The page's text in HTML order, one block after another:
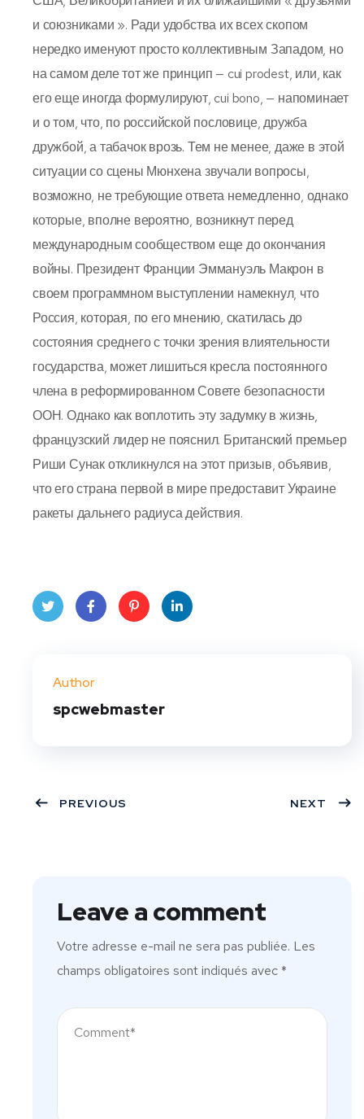
и союзниками ». Ради удобства их всех скопом
нередко именуют просто коллективным Западом, но
на самом деле тот же принцип — cui prodest, или, как
его еще иногда формулируют, cui bono, — напоминает
и о том, что, по российской пословице, дружба
дружбой, а табачок врозь. Тем не менее, даже в этой
ситуации со сцены Мюнхена звучали вопросы,
возможно, не требующие ответа немедленно, однако
которые, вполне вероятно, возникнут перед
международным сообществом еще до окончания
войны. Президент Франции Эммануэль Макрон в
своем программном выступлении намекнул, что
Россия, которая, по его мнению, скатилась до
состояния среднего с точки зрения влиятельности
государства, может лишиться кресла постоянного
члена в реформированном Совете безопасности
ООН. Однако как воплотить эту задумку в жизнь,
французский лидер не пояснил. Британский премьер
Риши Сунак откликнулся на этот призыв, объявив,
что его страна первой в мире предоставит Украине
ракеты дальнего радиуса действия.
t
Author
spcwebmaster
PREVIOUS NEXT
Leave a comment
Votre adresse e-mail ne sera pas publiée. Les
champs obligatoires sont indiqués avec*